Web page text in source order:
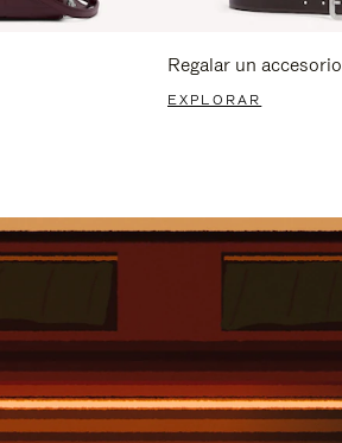
Regalar un accesorio
EXPLORAR